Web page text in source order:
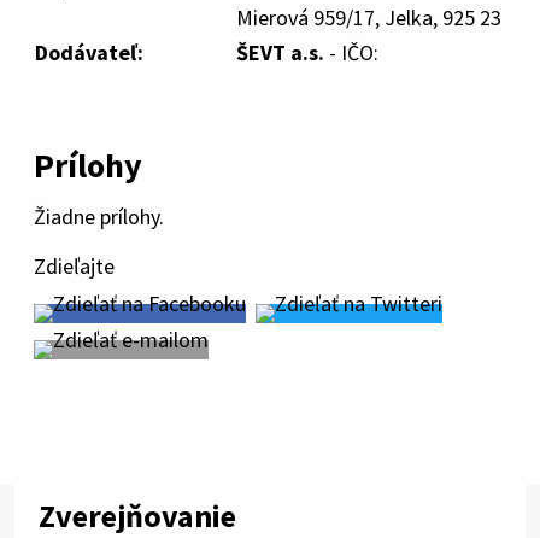
Mierová 959/17, Jelka, 925 23
Dodávateľ:
ŠEVT a.s. - IČO:
Prílohy
Žiadne prílohy.
Zdieľajte
Zverejňovanie